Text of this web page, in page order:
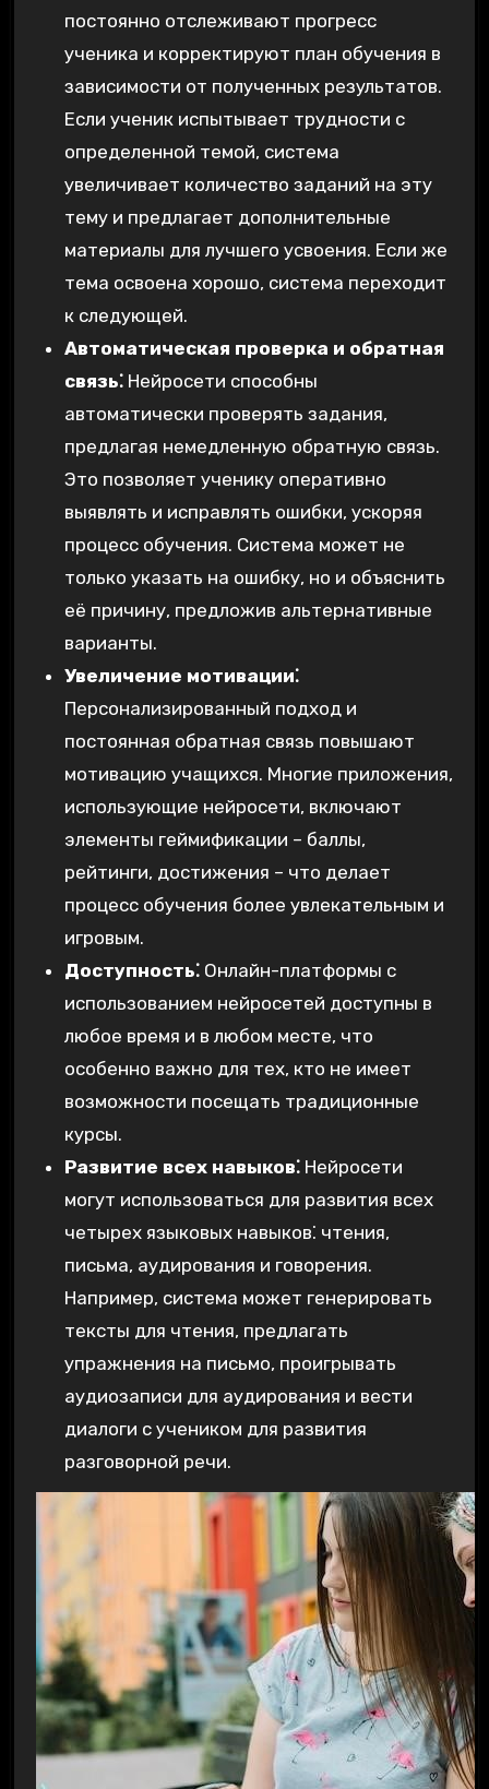
постоянно отслеживают прогресс
ученика и корректируют план обучения в
зависимости от полученных результатов.
Если ученик испытывает трудности с
определенной темой, система
увеличивает количество заданий на эту
тему и предлагает дополнительные
материалы для лучшего усвоения. Если же
тема освоена хорошо, система переходит
к следующей.
Автоматическая проверка и обратная
связь⁚Нейросети способны
автоматически проверять задания,
предлагая немедленную обратную связь.
Это позволяет ученику оперативно
выявлять и исправлять ошибки, ускоряя
процесс обучения. Система может не
только указать на ошибку, но и объяснить
её причину, предложив альтернативные
варианты.
Увеличение мотивации⁚
Персонализированный подход и
постоянная обратная связь повышают
мотивацию учащихся. Многие приложения,
использующие нейросети, включают
элементы геймификации – баллы,
рейтинги, достижения – что делает
процесс обучения более увлекательным и
игровым.
Доступность⁚Онлайн-платформы с
использованием нейросетей доступны в
любое время и в любом месте, что
особенно важно для тех, кто не имеет
возможности посещать традиционные
курсы.
Развитие всех навыков⁚Нейросети
могут использоваться для развития всех
четырех языковых навыков⁚ чтения,
письма, аудирования и говорения.
Например, система может генерировать
тексты для чтения, предлагать
упражнения на письмо, проигрывать
аудиозаписи для аудирования и вести
диалоги с учеником для развития
разговорной речи.